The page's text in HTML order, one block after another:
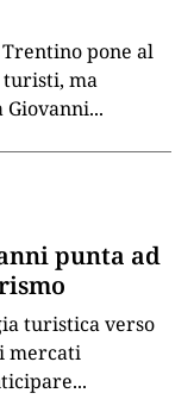
pone al
turisti, ma
Giovanni...
punta ad
turistica verso
mercati
...